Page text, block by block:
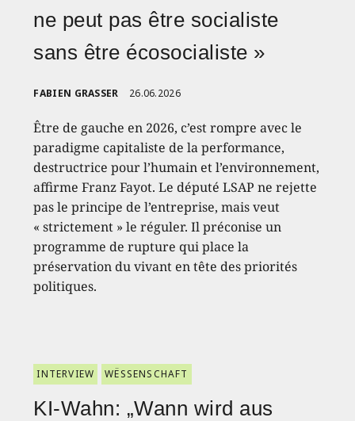
ne peut pas être socialiste
sans être écosocialiste »
FABIEN GRASSER 26.06.2026
Être de gauche en 2026, c’est rompre avec le
paradigme capitaliste de la performance,
destructrice pour l’humain et l’environnement,
affirme Franz Fayot. Le député LSAP ne rejette
pas le principe de l’entreprise, mais veut
« strictement » le réguler. Il préconise un
programme de rupture qui place la
préservation du vivant en tête des priorités
politiques.
INTERVIEW WËSSENSCHAFT
KI-Wahn: „Wann wird aus